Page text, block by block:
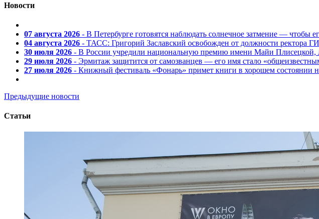
Новости
07 августа 2026 - В Петербурге готовятся наблюдать солнечное затмение — чтобы
04 августа 2026 - ТАСС: Григорий Заславский освобожден от должности ректора
30 июля 2026 - В России учредили национальную премию имени Майи Плисецкой,
29 июля 2026 - Эрмитаж защитится от самозванцев — его имя стало
27 июля 2026 - Книжный фестиваль «Фонарь» примет книги в хорошем состоянии
Предыдущие новости
Статьи